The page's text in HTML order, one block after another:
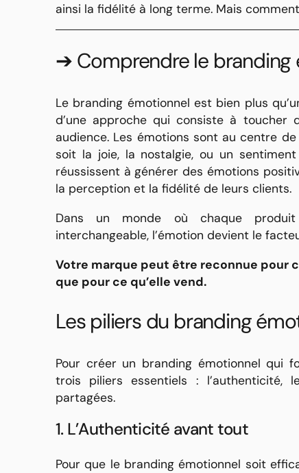
ainsi la fidélité à long terme. Mais
➔ Comprendre le branding
Le branding émotionnel est bien plus
d’une approche qui consiste à
audience. Les émotions sont au centre
soit la joie, la nostalgie, ou un
réussissent à générer des émotions
la perception et la fidélité de leurs clients.
Dans un monde où chaque
interchangeable, l’émotion devient le
Votre marque peut être reconnue pour
que pour ce qu’elle vend.
Les piliers du branding
Pour créer un branding émotionnel qui
trois piliers essentiels : l’authenticité,
partagées.
1. L’Authenticité avant tout
Pour que le branding émotionnel soit